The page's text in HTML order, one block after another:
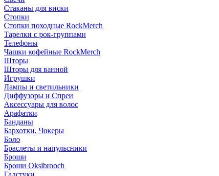
Стаканы для виски
Стопки
Стопки походные RockMerch
Тарелки с рок-группами
Телефоны
Чашки кофейные RockMerch
Шторы
Шторы для ванной
Игрушки
Лампы и светильники
Диффузоры и Спреи
Аксессуары для волос
Арафатки
Банданы
Бархотки, Чокеры
Боло
Браслеты и напульсники
Броши
Броши Oksibrooch
Галстуки